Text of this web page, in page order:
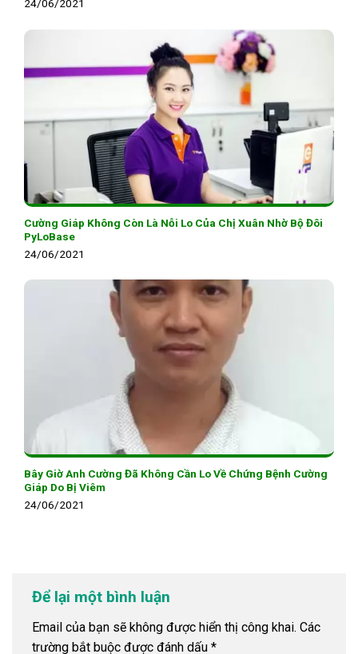
24/06/2021
Cường Giáp Không Còn Là Nỗi Lo Của Chị Xuân Nhờ Bộ Đôi
PyLoBase
24/06/2021
Bây Giờ Anh Cường Đã Không Cần Lo Về Chứng Bệnh Cường
Giáp Do Bị Viêm
24/06/2021
Để lại một bình luận
Email của bạn sẽ không được hiển thị công khai. Các
trường bắt buộc được đánh dấu *